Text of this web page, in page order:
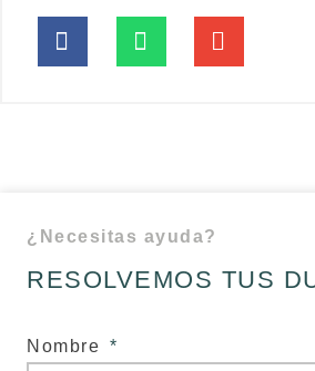
¿Necesitas ayuda?
RESOLVEMOS TUS
Nombre